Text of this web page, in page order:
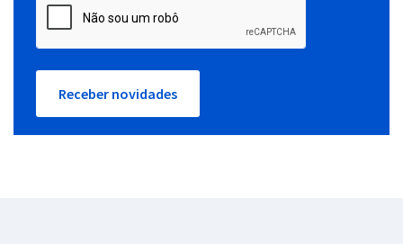
Receber novidades